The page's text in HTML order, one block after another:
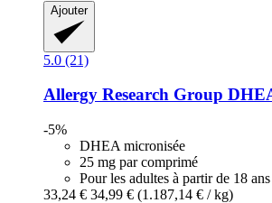
Ajouter
5.0 (21)
Allergy Research Group
-5%
DHEA micronisée
25 mg par comprimé
Pour les adultes à partir de 18 ans
33,24 € 34,99 € (1.187,14 € / kg)